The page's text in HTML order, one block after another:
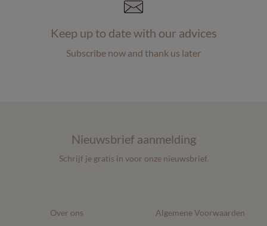
Keep up to date with our advices
Subscribe now and thank us later
Over ons
Algemene Voorwaarden
Nieuwsbrief aanmelding
Schrijf je gratis in voor onze nieuwsbrief.